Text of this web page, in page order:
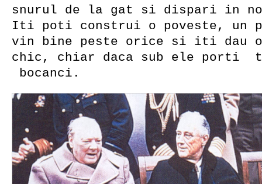
snurul de la gat si dispari in
Iti poti construi o poveste, un
vin bine peste orice si iti dau
chic, chiar daca sub ele porti
bocanci.